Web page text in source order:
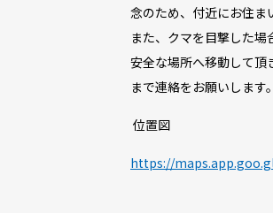
念のため、付近にお住ま
また、クマを目撃した場
安全な場所へ移動して
まで連絡をお願いします。
位置図
https://